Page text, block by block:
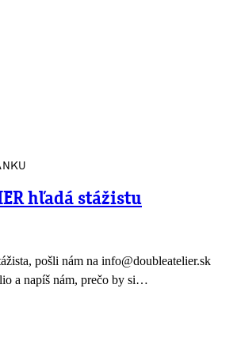
hľadá stážistu
pošli nám na info@doubleatelier.sk
a napíš nám, prečo by si…